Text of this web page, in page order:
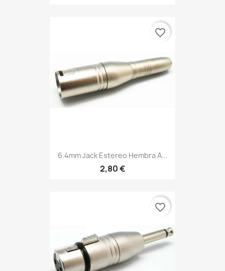
6.4mm Jack Estereo Hembra A...
2,80 €
favorite_border
favorite_border